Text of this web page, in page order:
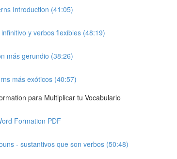
Introduction (41:05)
y verbos flexibles (48:19)
más gerundio (38:26)
más exóticos (40:57)
para Multiplicar tu Vocabulario
Formation PDF
- sustantivos que son verbos (50:48)